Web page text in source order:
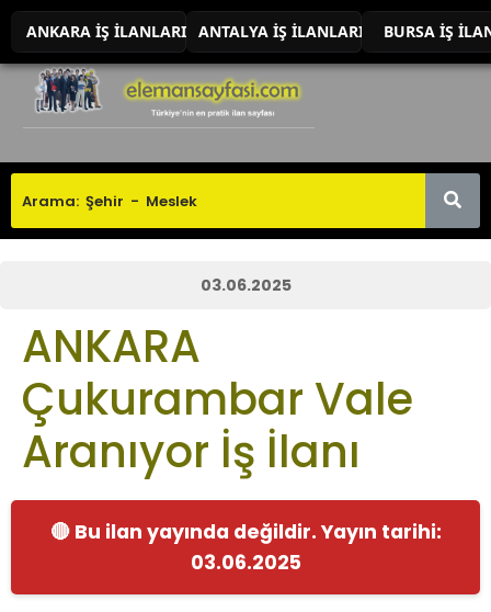
ANKARA İŞ İLANLARI ANTALYA İŞ İLANLARI BURSA İŞ
03.06.2025
ANKARA
Çukurambar Vale
Aranıyor İş İlanı
🔴 Bu ilan yayında değildir. Yayın tarihi:
03.06.2025